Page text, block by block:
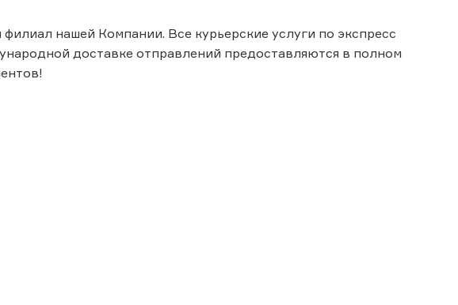
нашей Компании. Все курьерские услуги по экспресс
доставке отправлений предоставляются в полном